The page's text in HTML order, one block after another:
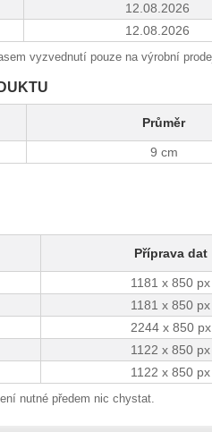
12.08.2026
12.08.2026
vyzvednutí pouze na výrobní
Průměr
9 cm
Příprava dat
1181 x 850 px
1181 x 850 px
2244 x 850 px
1122 x 850 px
1122 x 850 px
nutné předem nic chystat.